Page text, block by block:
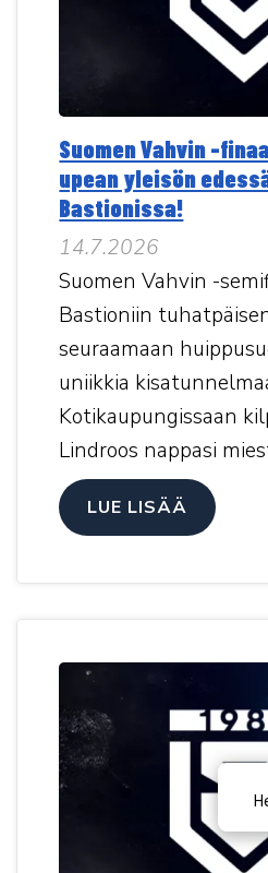
Suomen Vahvin -
upean yleisön
Bastionissa!
14.7.2026
Suomen Vahvin -
Bastioniin
seuraamaan
uniikkia
Kotikaupungissaan
Lindroos nappasi
LUE LISÄÄ